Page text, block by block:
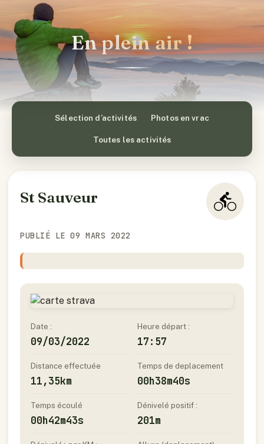
En plein air !
Sélection d’activités Photos en vrac
Toutes les activités
St Sauveur
PUBLIÉ LE 09 MARS 2022
Date :
09/03/2022
Heure départ :
17:57
Distance effectuée
11,35km
Temps de deplacement
00h38m40s
Temps écoulé
00h42m43s
Dénivelé positif :
201m